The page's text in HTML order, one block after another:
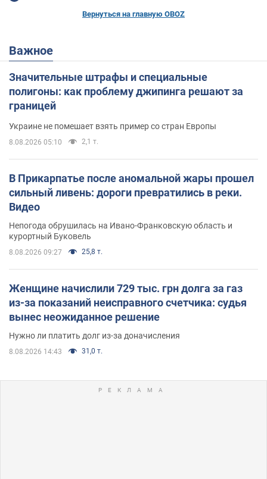
Вернуться на главную OBOZ
Важное
Значительные штрафы и специальные
полигоны: как проблему джипинга решают за
границей
Украине не помешает взять пример со стран Европы
8.08.2026 05:10 2,1 т.
В Прикарпатье после аномальной жары прошел
сильный ливень: дороги превратились в реки.
Видео
Непогода обрушилась на Ивано-Франковскую область и
курортный Буковель
8.08.2026 09:27 25,8 т.
Женщине начислили 729 тыс. грн долга за газ
из-за показаний неисправного счетчика: судья
вынес неожиданное решение
Нужно ли платить долг из-за доначисления
8.08.2026 14:43 31,0 т.